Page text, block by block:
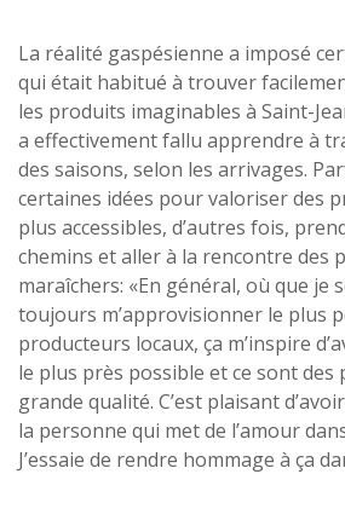
La réalité gaspésienne a imposé
qui était habitué à trouver
les produits imaginables à Saint-
a effectivement fallu apprendre à
des saisons, selon les arrivages.
certaines idées pour valoriser des
plus accessibles, d’autres fois,
chemins et aller à la rencontre des
maraîchers: «En général, où que je
toujours m’approvisionner le plus
producteurs locaux, ça m’inspire
le plus près possible et ce sont des
grande qualité. C’est plaisant
la personne qui met de l’amour
J’essaie de rendre hommage à ça